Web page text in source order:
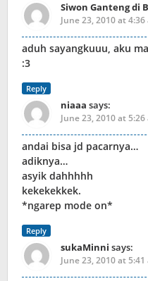
Siwon Ganteng di
June 23, 2010 at 4:36
aduh sayangkuuu, aku
:3
Reply
niaaa says:
June 23, 2010 at 5:26
andai bisa jd pacarnya…
adiknya…
asyik dahhhhh
kekekekkek.
*ngarep mode on*
Reply
sukaMinni says:
June 23, 2010 at 5:41